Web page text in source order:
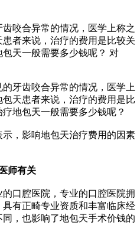
咬合异常的情况，医学上称之
者来说，治疗的费用是比较关
天一般需要多少钱呢？ 对
牙齿咬合异常的情况，医学上
天患者来说，治疗的费用是比
地包天一般需要多少钱呢？
示，影响地包天治疗费用的因素
师有关
口腔医院，专业的口腔医院拥
有正畸专业资质和丰富临床经
，也影响了地包天手术价钱的